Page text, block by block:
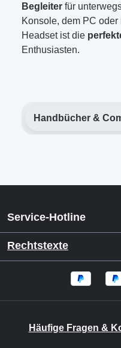
Begleiter für
Konsole, dem PC
Headset ist die
Enthusiasten.
Handbücher &
Service-Hotline
Rechtstexte
Häufige Fragen &